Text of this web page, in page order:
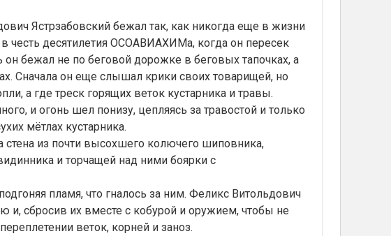
Ястрзабовский бежал так, как никогда еще в жизни
честь десятилетия ОСОАВИАХИМа, когда он пересек
бежал не по беговой дорожке в беговых тапочках, а
Сначала он еще слышал крики своих товарищей, но
а где треск горящих веток кустарника и травы.
и огонь шел понизу, цепляясь за травостой и только
мётлах кустарника.
из почти высохшего колючего шиповника,
и торчащей над ними боярки с
пламя, что гналось за ним. Феликс Витольдович
и, сбросив их вместе с кобурой и оружием, чтобы не
веток, корней и заноз.